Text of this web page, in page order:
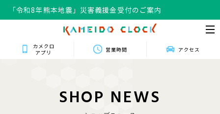
「令和8年熊本地震」災害義援金受付のご案内
カメクロ
アプリ
営業時間 アクセス
SHOP NEWS